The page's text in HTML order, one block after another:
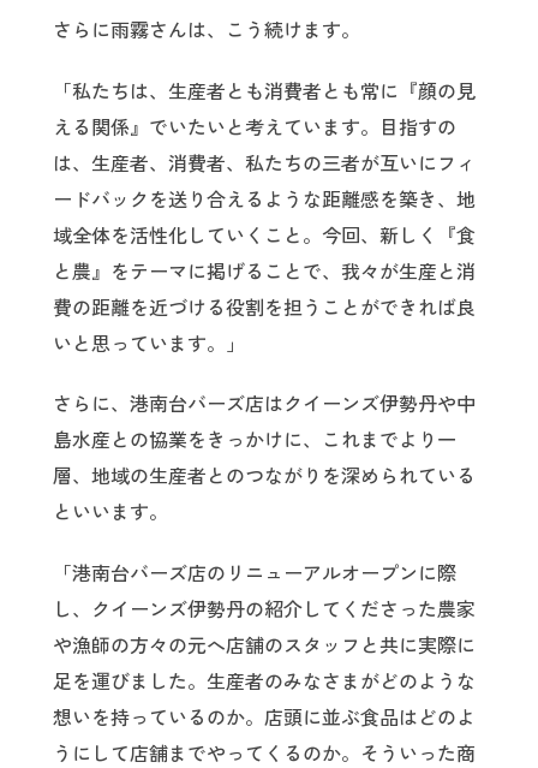
さらに雨霧さんは、こう続けます。
「私たちは、生産者とも消費者とも常に『顔の見
える関係』でいたいと考えています。目指すの
は、生産者、消費者、私たちの三者が互いにフィ
ードバックを送り合えるような距離感を築き、地
域全体を活性化していくこと。今回、新しく『食
と農』をテーマに掲げることで、我々が生産と消
費の距離を近づける役割を担うことができれば良
いと思っています。」
さらに、港南台バーズ店はクイーンズ伊勢丹や中
島水産との協業をきっかけに、これまでより一
層、地域の生産者とのつながりを深められている
といいます。
「港南台バーズ店のリニューアルオープンに際
し、クイーンズ伊勢丹の紹介してくださった農家
や漁師の方々の元へ店舗のスタッフと共に実際に
足を運びました。生産者のみなさまがどのような
想いを持っているのか。店頭に並ぶ食品はどのよ
うにして店舗までやってくるのか。そういった商